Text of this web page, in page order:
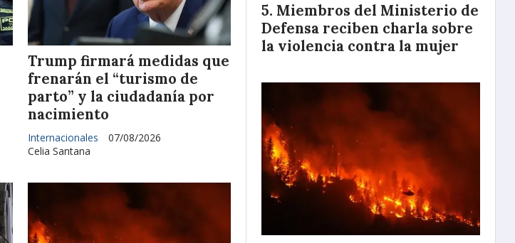
Trump firmará medidas que
frenarán el “turismo de
parto” y la ciudadanía por
nacimiento
Celia Santana
Internacionales 07/08/2026
Miembros del Ministerio de
Defensa reciben charla sobre
la violencia contra la mujer